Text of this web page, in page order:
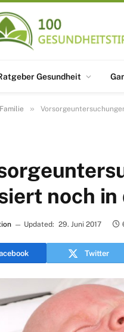
Gesundheit
Familie »
noch
Updated: 29. Juni 2017
Twitter